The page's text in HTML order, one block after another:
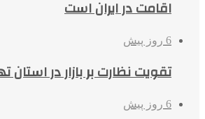
اقامت در ایران است
6 روز پیش
تقویت نظارت بر بازار در استان
6 روز پیش